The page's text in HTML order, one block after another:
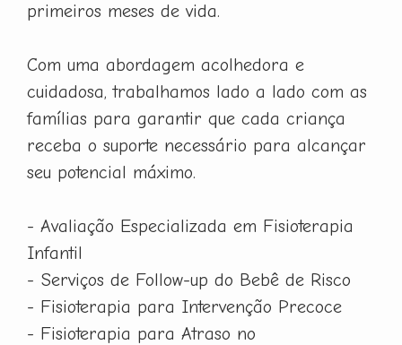
primeiros meses de vida.
Com uma abordagem acolhedora e
cuidadosa, trabalhamos lado a lado com as
famílias para garantir que cada criança
receba o suporte necessário para alcançar
seu potencial máximo.
- Avaliação Especializada em Fisioterapia
Infantil
- Serviços de Follow-up do Bebê de Risco
- Fisioterapia para Intervenção Precoce
- Fisioterapia para Atraso no